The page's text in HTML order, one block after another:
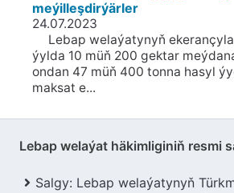
meýilleşdirýärler
24.07.2023
Lebap welaýatynyň
ýylda 10 müň 200 gektar
ondan 47 müň 400 tonna hasyl
maksat e...
Lebap welaýat häkimliginiň resmi
Salgy: Lebap welaýatynyň